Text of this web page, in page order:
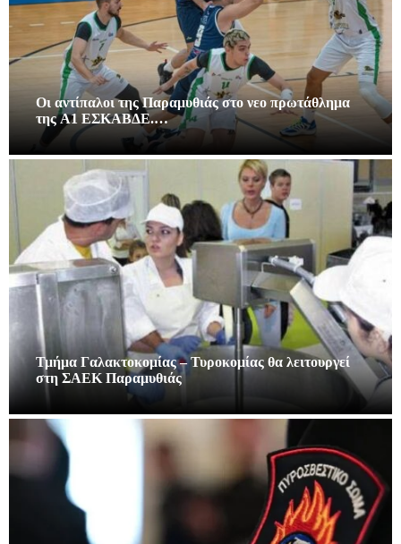
Οι αντίπαλοι της Παραμυθιάς στο νεο πρωτάθλημα
της A1 ΕΣΚΑΒΔΕ.…
Τμήμα Γαλακτοκομίας – Τυροκομίας θα λειτουργεί
στη ΣΑΕΚ Παραμυθιάς